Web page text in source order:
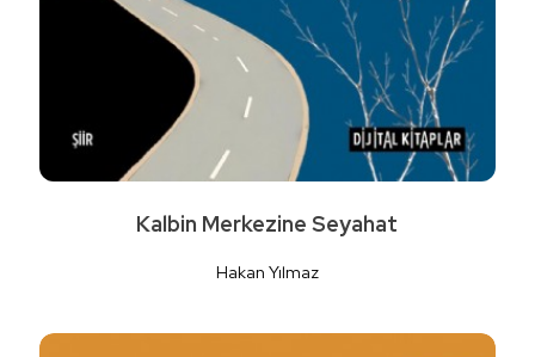
Kalbin Merkezine Seyahat
Hakan Yılmaz